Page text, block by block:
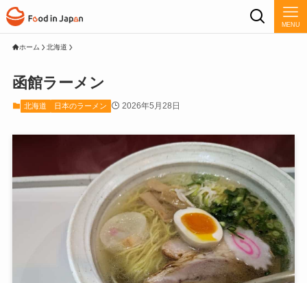
MENU
ホーム 北海道
函館ラーメン
北海道 日本のラーメン 2026年5月28日